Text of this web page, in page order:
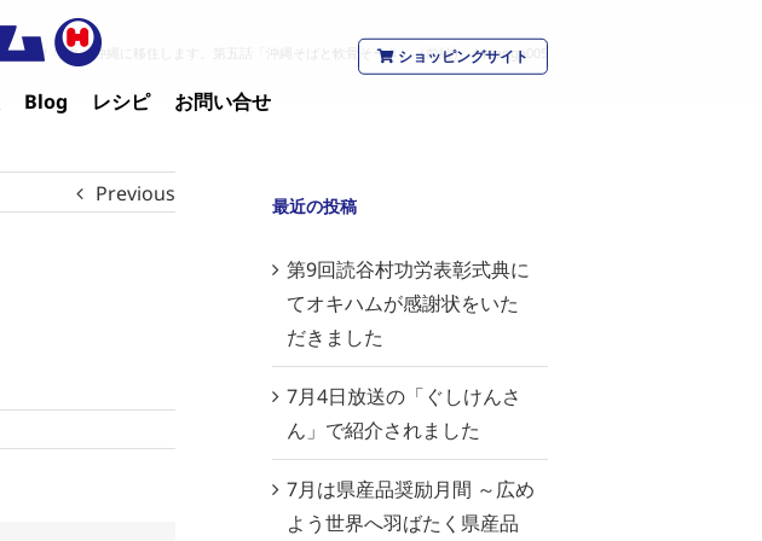
ショッピングサイト
Blog レシピ お問い合せ
Home / ワタシ沖縄に移住します。第五話「沖縄そばと軟骨そーき」（前編） / manga005
Previous 最近の投稿
第9回読谷村功労表彰式典に
てオキハムが感謝状をいた
だきました
7月4日放送の「ぐしけんさ
ん」で紹介されました
7月は県産品奨励月間 ～広め
よう世界へ羽ばたく県産品